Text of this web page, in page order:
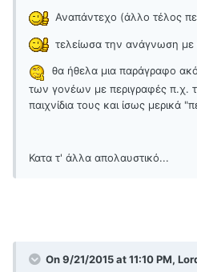
Αναπάντεχο (άλλο τέλος
τελείωσα την ανάγνωση
θα ήθελα μια παράγραφο
των γονέων με περιγραφές π.χ.
παιχνίδια τους και ίσως μερικά
Κατα τ' άλλα απολαυστικό...
On 9/21/2015 at 11:10 PM,